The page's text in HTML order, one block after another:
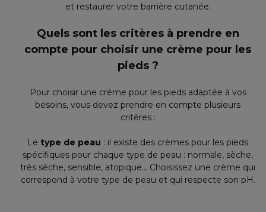
et restaurer votre barrière cutanée.
Quels sont les critères à prendre en
compte pour choisir une crème pour les
pieds ?
Pour choisir une crème pour les pieds adaptée à vos
besoins, vous devez prendre en compte plusieurs
critères :
Le type de peau : il existe des crèmes pour les pieds
spécifiques pour chaque type de peau : normale, sèche,
très sèche, sensible, atopique… Choisissez une crème qui
correspond à votre type de peau et qui respecte son pH.